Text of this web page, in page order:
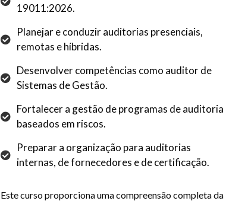
19011:2026.
Planejar e conduzir auditorias presenciais,
remotas e híbridas.
Desenvolver competências como auditor de
Sistemas de Gestão.
Fortalecer a gestão de programas de auditoria
baseados em riscos.
Preparar a organização para auditorias
internas, de fornecedores e de certificação.
Este curso proporciona uma compreensão completa da